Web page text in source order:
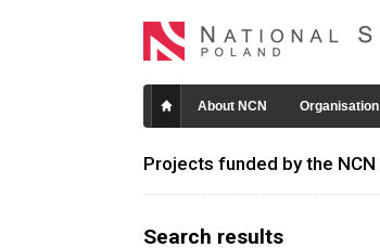
About NCN Organisation
Projects funded by the NCN
Search results